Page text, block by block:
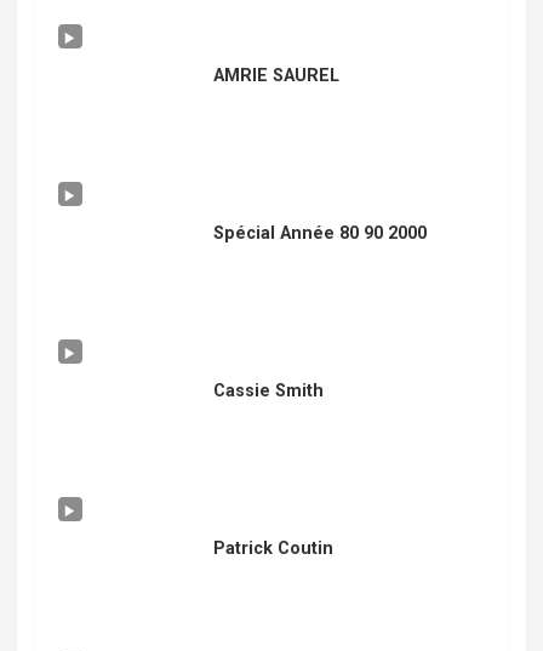
AMRIE SAUREL
Spécial Année 80 90 2000
Cassie Smith
Patrick Coutin